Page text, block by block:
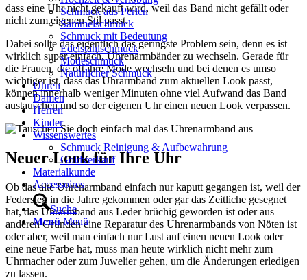
Schmuck aus Perlen
Sammelschmuck
Schmuck mit Bedeutung
Edelstahlschmuck
Modeschmuck
Natürlicher Schmuck
Uhren
Damen
Herren
Kinder
Wissenswertes
Schmuck Reinigung & Aufbewahrung
Goldverkauf
Materialkunde
Accessoires
Suche
Menü Menü
dass eine Uhr nicht gekauft wird, weil das Band nicht gefällt oder
nicht zum eigenen Stil passt.
Dabei sollte das eigentlich das geringste Problem sein, denn es ist
wirklich super einfach, Uhrenarmbänder zu wechseln. Gerade für
die Frauen, die oft ihre Mode wechseln und bei denen es umso
wichtiger ist, dass das Uhrarmband zum aktuellen Look passt,
können innerhalb weniger Minuten ohne viel Aufwand das Band
austauschen und so der eigenen Uhr einen neuen Look verpassen.
Neuer Look für Ihre Uhr
Ob das alte Uhrenarmband einfach nur kaputt gegangen ist, weil der
Federsteg in die Jahre gekommen oder gar das Zeitliche gesegnet
hat, das Uhrarmband aus Leder brüchig geworden ist oder aus
anderen Gründen eine Reparatur des Uhrenarmbands von Nöten ist
oder aber, weil man einfach nur Lust auf einen neuen Look oder
eine neue Farbe hat, muss man heute wirklich nicht mehr zum
Uhrmacher oder zum Juwelier gehen, um die Änderungen erledigen
zu lassen.